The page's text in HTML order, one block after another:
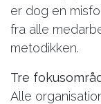
er dog en
fra alle
metodikken.
Tre
Alle